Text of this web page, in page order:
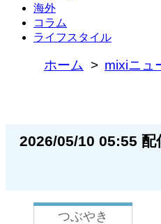
海外
コラム
ライフスタイル
ホーム mixiニュ
2026/05/10 05:55 配
つぶやき